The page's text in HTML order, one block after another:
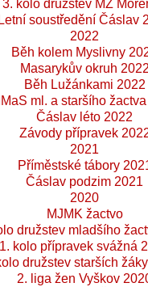
3. kolo družstev MŽ
Letní soustředění Čáslav
2022
Běh kolem Myslivny
Masarykův okruh 2022
Běh Lužánkami 2022
ml. a staršího
Čáslav léto 2022
Závody přípravek
2021
Příměstské tábory
Čáslav podzim 2021
2020
MJMK žactvo
družstev mladšího
1. kolo přípravek svážná
družstev starších
2. liga žen Vyškov